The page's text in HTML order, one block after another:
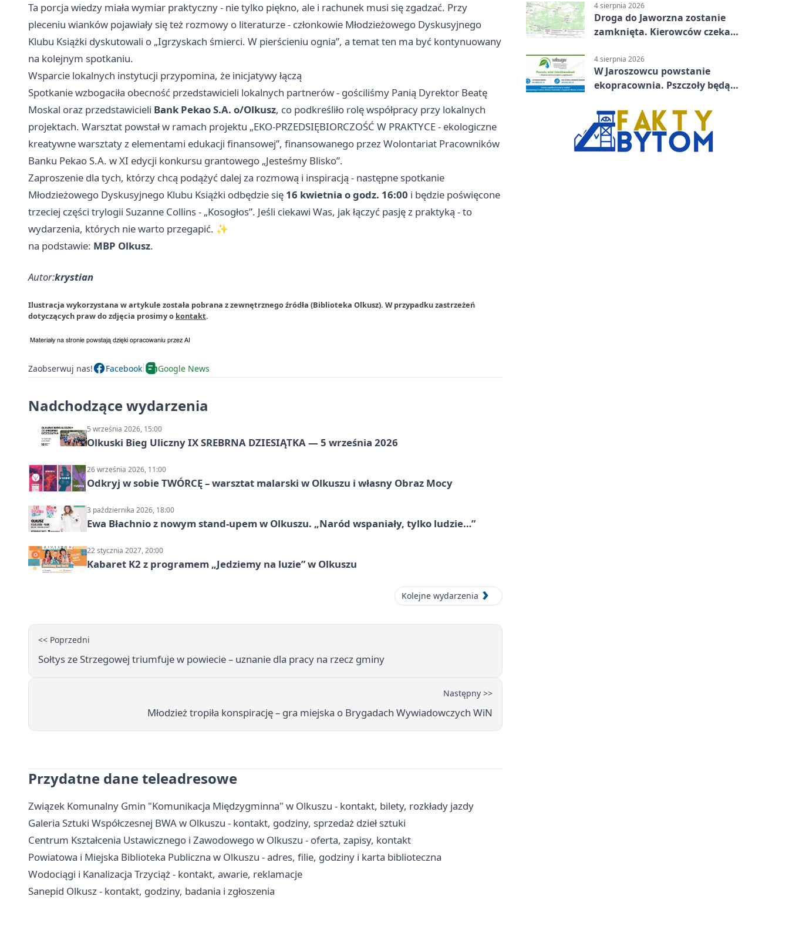
Ta porcja wiedzy miała wymiar praktyczny - nie tylko piękno, ale i rachunek musi się zgadzać. Przy
pleceniu wianków pojawiały się też rozmowy o literaturze - członkowie Młodzieżowego Dyskusyjnego
Klubu Książki dyskutowali o „Igrzyskach śmierci. W pierścieniu ognia”, a temat ten ma być kontynuowany
na kolejnym spotkaniu.
Wsparcie lokalnych instytucji przypomina, że inicjatywy łączą
Spotkanie wzbogaciła obecność przedstawicieli lokalnych partnerów - gościliśmy Panią Dyrektor Beatę
Moskal oraz przedstawicieli Bank Pekao S.A. o/Olkusz, co podkreśliło rolę współpracy przy lokalnych
projektach. Warsztat powstał w ramach projektu „EKO-PRZEDSIĘBIORCZOŚĆ W PRAKTYCE - ekologiczne
kreatywne warsztaty z elementami edukacji finansowej”, finansowanego przez Wolontariat Pracowników
Banku Pekao S.A. w XI edycji konkursu grantowego „Jesteśmy Blisko”.
Zaproszenie dla tych, którzy chcą podążyć dalej za rozmową i inspiracją - następne spotkanie
Młodzieżowego Dyskusyjnego Klubu Książki odbędzie się 16 kwietnia o godz. 16:00 i będzie poświęcone
trzeciej części trylogii Suzanne Collins - „Kosogłos”. Jeśli ciekawi Was, jak łączyć pasję z praktyką - to
wydarzenia, których nie warto przegapić. ✨
na podstawie: MBP Olkusz.
Autor:krystian
Ilustracja wykorzystana w artykule została pobrana z zewnętrznego źródła (Biblioteka Olkusz). W przypadku zastrzeżeń
dotyczących praw do zdjęcia prosimy o kontakt.
Zaobserwuj nas! Facebook Google News
Nadchodzące wydarzenia
5 września 2026, 15:00
Olkuski Bieg Uliczny IX SREBRNA DZIESIĄTKA — 5 września 2026
26 września 2026, 11:00
Odkryj w sobie TWÓRCĘ – warsztat malarski w Olkuszu i własny Obraz Mocy
3 października 2026, 18:00
Ewa Błachnio z nowym stand-upem w Olkuszu. „Naród wspaniały, tylko ludzie…”
22 stycznia 2027, 20:00
Kabaret K2 z programem „Jedziemy na luzie” w Olkuszu
Kolejne wydarzenia
<< Poprzedni
Sołtys ze Strzegowej triumfuje w powiecie – uznanie dla pracy na rzecz gminy
Następny >>
Młodzież tropiła konspirację – gra miejska o Brygadach Wywiadowczych WiN
Przydatne dane teleadresowe
Związek Komunalny Gmin "Komunikacja Międzygminna" w Olkuszu - kontakt, bilety, rozkłady jazdy
Galeria Sztuki Współczesnej BWA w Olkuszu - kontakt, godziny, sprzedaż dzieł sztuki
Centrum Kształcenia Ustawicznego i Zawodowego w Olkuszu - oferta, zapisy, kontakt
Powiatowa i Miejska Biblioteka Publiczna w Olkuszu - adres, filie, godziny i karta biblioteczna
Wodociągi i Kanalizacja Trzyciąż - kontakt, awarie, reklamacje
Sanepid Olkusz - kontakt, godziny, badania i zgłoszenia
4 sierpnia 2026
Droga do Jaworzna zostanie
zamknięta. Kierowców czeka
4 sierpnia 2026
W Jaroszowcu powstanie
ekopracownia. Pszczoły będą